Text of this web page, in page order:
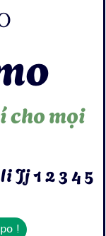
cho mọi
Jj 1 2 3 4 5
!